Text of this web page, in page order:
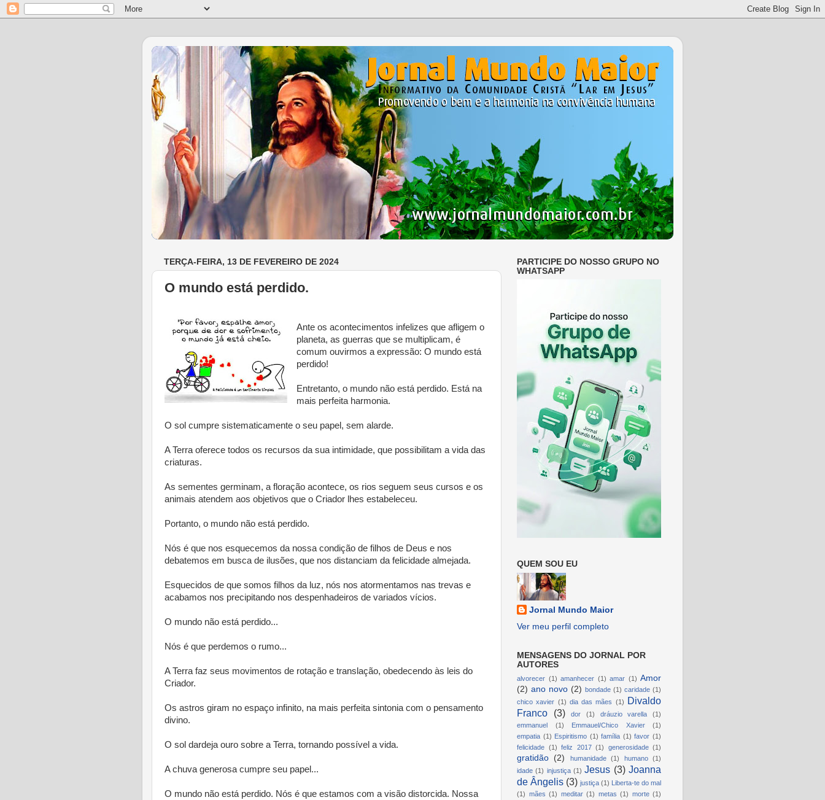
TERÇA-FEIRA, 13 DE FEVEREIRO DE 2024
O mundo está perdido.
Ante os acontecimentos infelizes que afligem o
planeta, as guerras que se multiplicam, é
comum ouvirmos a expressão: O mundo está
perdido!
Entretanto, o mundo não está perdido. Está na
mais perfeita harmonia.
O sol cumpre sistematicamente o seu papel, sem alarde.
A Terra oferece todos os recursos da sua intimidade, que possibilitam a vida das
criaturas.
As sementes germinam, a floração acontece, os rios seguem seus cursos e os
animais atendem aos objetivos que o Criador lhes estabeleceu.
Portanto, o mundo não está perdido.
Nós é que nos esquecemos da nossa condição de filhos de Deus e nos
debatemos em busca de ilusões, que nos distanciam da felicidade almejada.
Esquecidos de que somos filhos da luz, nós nos atormentamos nas trevas e
acabamos nos precipitando nos despenhadeiros de variados vícios.
O mundo não está perdido...
Nós é que perdemos o rumo...
A Terra faz seus movimentos de rotação e translação, obedecendo às leis do
Criador.
Os astros giram no espaço infinito, na mais perfeita sintonia com o pensamento
divino.
O sol dardeja ouro sobre a Terra, tornando possível a vida.
A chuva generosa cumpre seu papel...
O mundo não está perdido. Nós é que estamos com a visão distorcida. Nossa
PARTICIPE DO NOSSO GRUPO NO
WHATSAPP
QUEM SOU EU
Jornal Mundo Maior
Ver meu perfil completo
MENSAGENS DO JORNAL POR
AUTORES
alvorecer (1) amanhecer (1) amar (1) Amor
(2) ano novo (2) bondade (1) caridade (1)
chico xavier (1) dia das mães (1) Divaldo
Franco
(3) dor (1) dráuzio varella
(1)
emmanuel
(1) Emmauel/Chico Xavier
(1)
empatia (1) Espiritismo (1) família (1) favor (1)
felicidade (1) feliz 2017 (1) generosidade (1)
gratidão (2) humanidade (1) humano
(1)
idade (1) injustiça (1) Jesus (3) Joanna
de Ângelis (3) justiça (1)
Liberta-te do mal
(1) mães (1) meditar (1) metas (1) morte (1)